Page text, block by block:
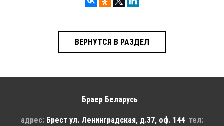
ВЕРНУТСЯ В РАЗДЕЛ
Браер Беларусь
адрес: Брест ул. Ленинградская, д.37, оф. 144 тел: